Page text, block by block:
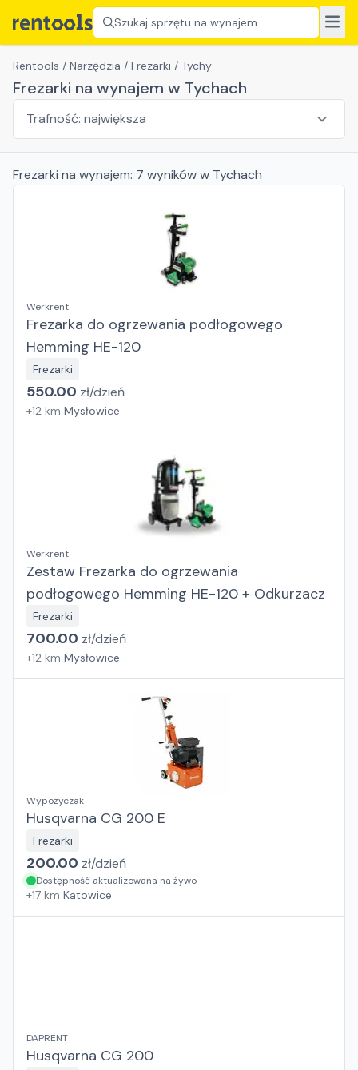
Szukaj sprzętu na wynajem
Rentools / Narzędzia / Frezarki / Tychy
Frezarki na wynajem w Tychach
Frezarki na wynajem: 7 wynikóww Tychach
Werkrent
Frezarka do ogrzewania podłogowego
Hemming HE-120
Frezarki
550.00 zł/dzień
+12 km Mysłowice
Werkrent
Zestaw Frezarka do ogrzewania
podłogowego Hemming HE-120 + Odkurzacz
Frezarki
700.00 zł/dzień
+12 km Mysłowice
Wypożyczak
Husqvarna CG 200 E
Frezarki
200.00 zł/dzień
Dostępność aktualizowana na żywo
+17 km Katowice
DAPRENT
Husqvarna CG 200